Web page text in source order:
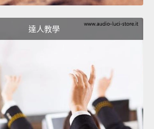
達人教學